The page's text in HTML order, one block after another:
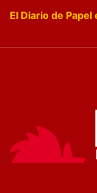
El Diario de Papel